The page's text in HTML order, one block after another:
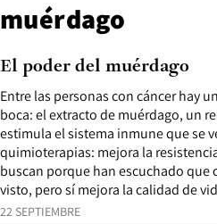
muérdago
22 SEPTIEMBRE
Entre las personas con cáncer hay
boca: el extracto de muérdago, un
estimula el sistema inmune que se
quimioterapias: mejora la
buscan porque han escuchado que
visto, pero sí mejora la calidad de
El poder del muérdago